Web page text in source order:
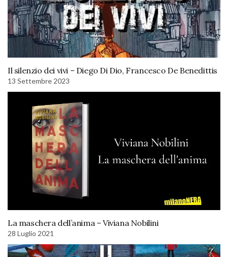
Il silenzio dei vivi – Diego Di Dio, Francesco De Benedittis
13 Settembre 2023
La maschera dell’anima – Viviana Nobilini
28 Luglio 2021